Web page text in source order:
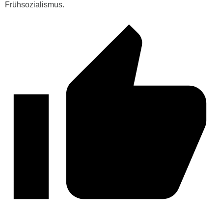
Frühsozialismus.